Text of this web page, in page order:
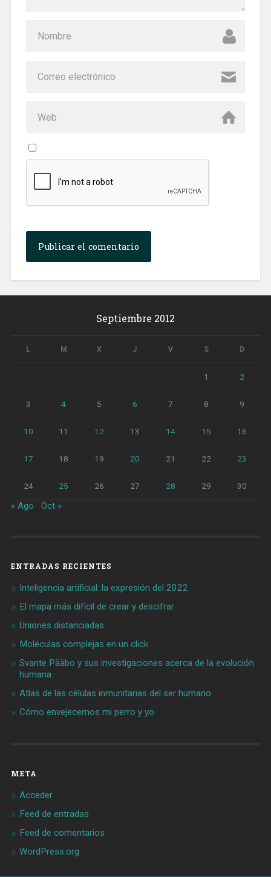
Septiembre 2012
L M X J V S D
1 2
3 4 5 6 7 8 9
10 11 12 13 14 15 16
17 18 19 20 21 22 23
24 25 26 27 28 29 30
« Ago Oct »
ENTRADAS RECIENTES
Inteligencia artificial: la expresión del 2022
El mapa más difícil de crear y descifrar
Uniones distanciadas
Moléculas complejas en un click
Svante Pääbo y sus investigaciones acerca de la evolución
humana
Atlas de las células inmunitarias del ser humano
Cómo envejecemos mi perro y yo
META
Acceder
Feed de entradas
Feed de comentarios
WordPress.org